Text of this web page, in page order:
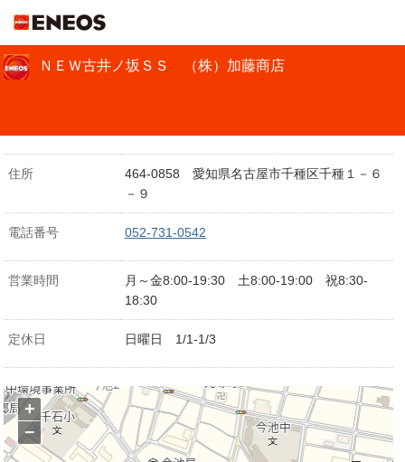
ＮＥＷ古井ノ坂ＳＳ （株）加藤商店
住所
464-0858 愛知県名古屋市千種区千種１－６
－９
電話番号 052-731-0542
営業時間
月～金8:00-19:30 土8:00-19:00 祝8:30-
18:30
定休日 日曜日 1/1-1/3
+
−